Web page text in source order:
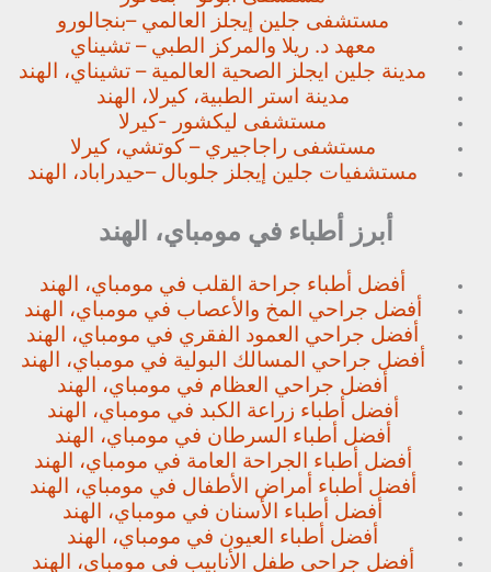
مستشفى جلين إيجلز العالمي –بنجالورو
معهد د. ريلا والمركز الطبي – تشيناي
مدينة جلين ايجلز الصحية العالمية – تشيناي، الهند
مدينة استر الطبية، كيرلا، الهند
مستشفى ليكشور -كيرلا
مستشفى راجاجيري – كوتشي، كيرلا
مستشفيات جلين إيجلز جلوبال –حيدراباد، الهند
أبرز أطباء في مومباي، الهند
أفضل أطباء جراحة القلب في مومباي، الهند
أفضل جراحي المخ والأعصاب في مومباي، الهند
أفضل جراحي العمود الفقري في مومباي، الهند
أفضل جراحي المسالك البولية في مومباي، الهند
أفضل جراحي العظام في مومباي، الهند
أفضل أطباء زراعة الكبد في مومباي، الهند
أفضل أطباء السرطان في مومباي، الهند
أفضل أطباء الجراحة العامة في مومباي، الهند
أفضل أطباء أمراض الأطفال في مومباي، الهند
أفضل أطباء الأسنان في مومباي، الهند
أفضل أطباء العيون في مومباي، الهند
أفضل جراحي طفل الأنابيب في مومباي، الهند